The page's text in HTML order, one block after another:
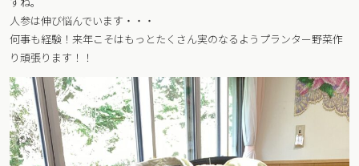
人参は伸び悩んでいます・・・
何事も経験！来年こそはもっとたくさん実のなるようプランター野菜作
り頑張ります！！